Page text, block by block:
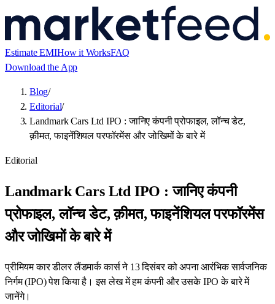
Estimate EMIHow it WorksFAQ
Download the App
Blog/
Editorial/
Landmark Cars Ltd IPO : जानिए कंपनी प्रोफाइल, लॉन्च डेट,
क़ीमत, फाइनेंशियल परफॉरमेंस और जोखिमों के बारे में
Editorial
Landmark Cars Ltd IPO : जानिए कंपनी
प्रोफाइल, लॉन्च डेट, क़ीमत, फाइनेंशियल परफॉरमेंस
और जोखिमों के बारे में
प्रीमियम कार डीलर लैंडमार्क कार्स ने 13 दिसंबर को अपना आरंभिक सार्वजनिक
निर्गम (IPO) पेश किया है। इस लेख में हम कंपनी और उसके IPO के बारे में
जानेंगे।